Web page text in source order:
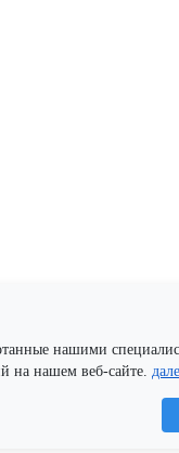
нашими
на нашем веб-сайте.